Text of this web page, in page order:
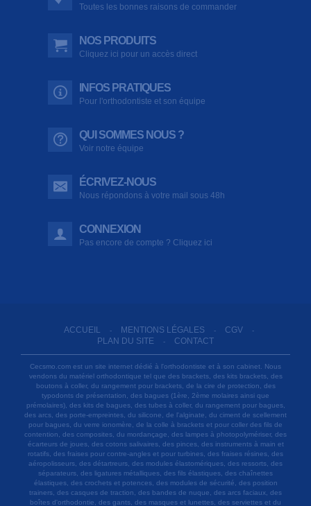
Toutes les bonnes raisons de commander
NOS PRODUITS
Cliquez ici pour un accès direct
INFOS PRATIQUES
Pour l'orthodontiste et son équipe
QUI SOMMES NOUS ?
Voir notre équipe
ÉCRIVEZ-NOUS
Nous répondons à votre mail sous 48h
CONNEXION
Pas encore de compte ? Cliquez ici
ACCUEIL - MENTIONS LÉGALES - CGV -
PLAN DU SITE - CONTACT
Cecsmo.com est un site internet dédié à l'orthodontiste et à son cabinet. Nous
vendons du matériel orthodontique tel que des brackets, des kits brackets, des
boutons à coller, du rangement pour brackets, de la cire de protection, des
typodonts de présentation, des bagues (1ère, 2ème molaires ainsi que
prémolaires), des kits de bagues, des tubes à coller, du rangement pour bagues,
des arcs, des porte-empreintes, du silicone, de l'alginate, du ciment de scellement
pour bagues, du verre ionomère, de la colle à brackets et pour coller des fils de
contention, des composites, du mordançage, des lampes à photopolymériser, des
écarteurs de joues, des cotons salivaires, des pinces, des instruments à main et
rotatifs, des fraises pour contre-angles et pour turbines, des fraises résines, des
aéropolisseurs, des détartreurs, des modules élastomériques, des ressorts, des
séparateurs, des ligatures métalliques, des fils élastiques, des chaînettes
élastiques, des crochets et potences, des modules de sécurité, des position
trainers, des casques de traction, des bandes de nuque, des arcs faciaux, des
boîtes d'orthodontie, des gants, des masques et lunettes, des serviettes et du